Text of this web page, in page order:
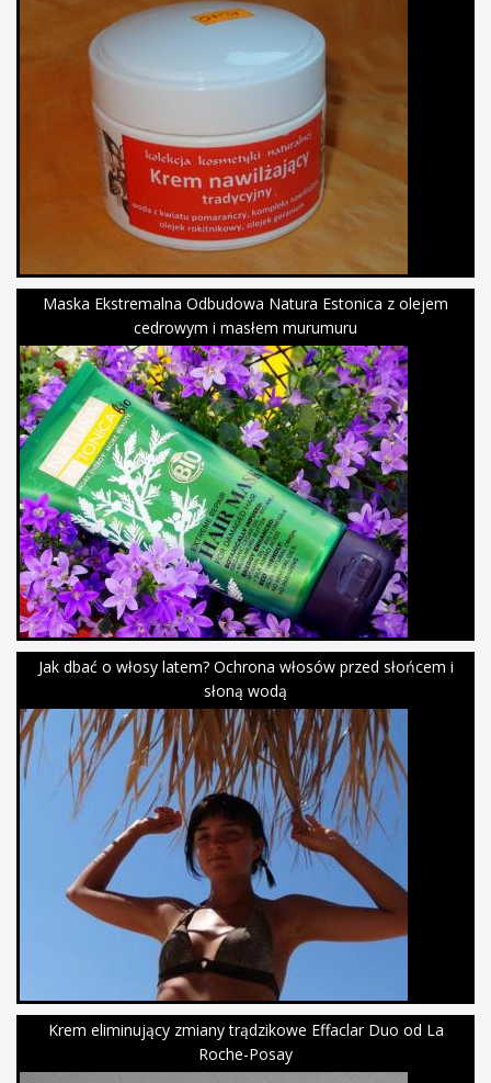
Maska Ekstremalna Odbudowa Natura Estonica z olejem
cedrowym i masłem murumuru
Jak dbać o włosy latem? Ochrona włosów przed słońcem i
słoną wodą
Krem eliminujący zmiany trądzikowe Effaclar Duo od La
Roche-Posay